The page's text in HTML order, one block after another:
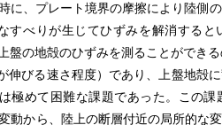
、プレート境界の摩擦により陸側
べりが生じてひずみを解消すると
の地殻のひずみを測ることができる
びる速さ程度）であり、上盤地殻
極めて困難な課題であった。この課
動から、陸上の断層付近の局所的な